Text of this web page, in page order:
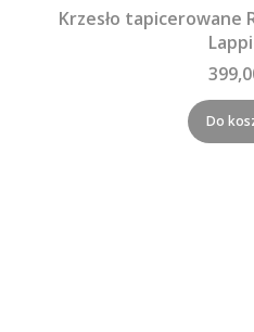
Krzesło tapicerowane
Do